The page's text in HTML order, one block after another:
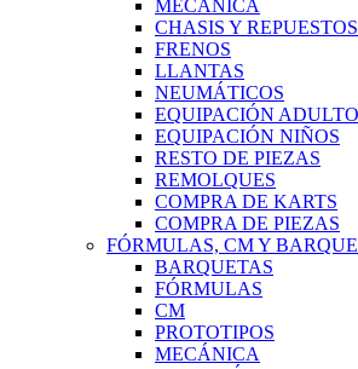
MECANICA
CHASIS Y REPUESTOS
FRENOS
LLANTAS
NEUMÁTICOS
EQUIPACIÓN
EQUIPACIÓN NIÑOS
RESTO DE PIEZAS
REMOLQUES
COMPRA DE KARTS
COMPRA DE PIEZAS
FÓRMULAS, CM Y
BARQUETAS
FÓRMULAS
CM
PROTOTIPOS
MECÁNICA